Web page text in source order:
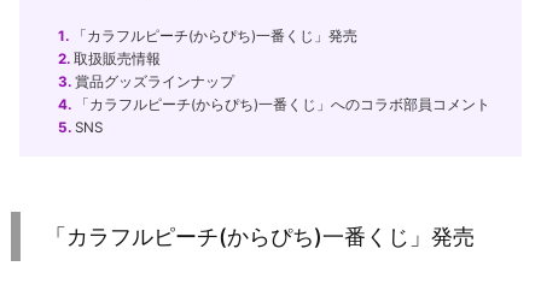
1. 「カラフルピーチ(からぴち)一番くじ」発売
2. 取扱販売情報
3. 賞品グッズラインナップ
4. 「カラフルピーチ(からぴち)一番くじ」へのコラボ部員コメント
5. SNS
「カラフルピーチ(からぴち)一番くじ」発売